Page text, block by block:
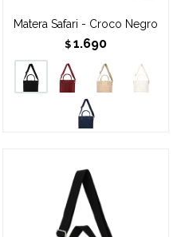
Matera Safari - Croco Negro
$ 1.690